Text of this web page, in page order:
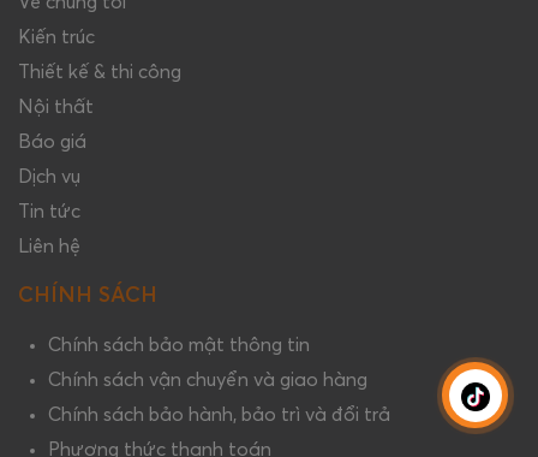
Kiến trúc
Thiết kế & thi công
Nội thất
Báo giá
Dịch vụ
Tin tức
Liên hệ
CHÍNH SÁCH
Chính sách bảo mật thông tin
Chính sách vận chuyển và giao hàng
Chính sách bảo hành, bảo trì và đổi trả
Phương thức thanh toán